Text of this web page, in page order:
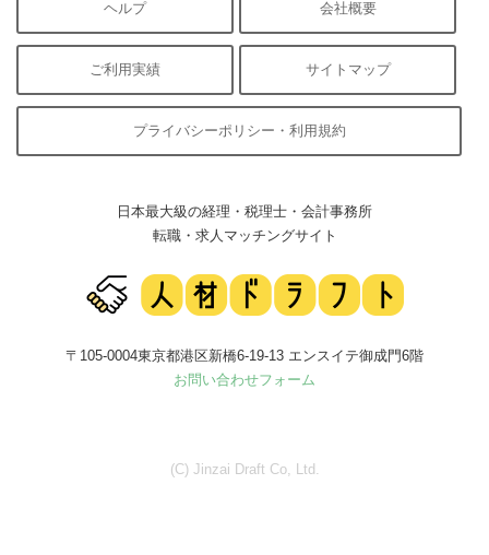
ヘルプ 会社概要
ご利用実績 サイトマップ
プライバシーポリシー・利用規約
日本最大級の経理・税理士・会計事務所
転職・求人マッチングサイト
〒105-0004東京都港区新橋6-19-13 エンスイテ御成門6階
お問い合わせフォーム
(C) Jinzai Draft Co, Ltd.